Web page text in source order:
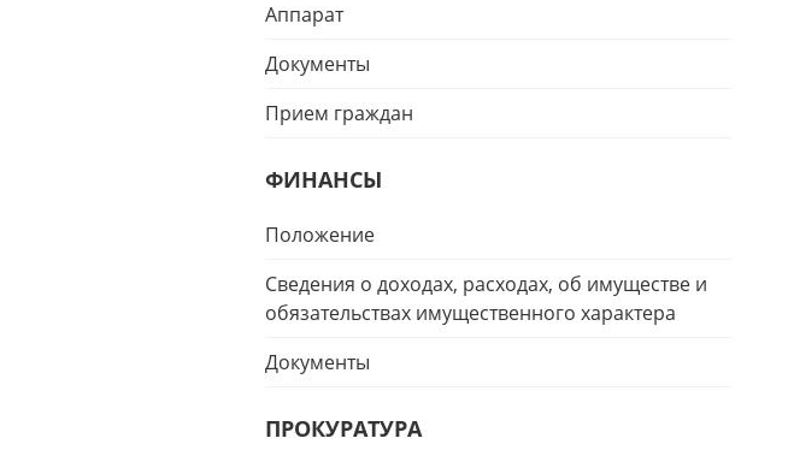
Аппарат
Документы
Прием граждан
ФИНАНСЫ
Положение
Сведения о доходах, расходах, об имуществе и
обязательствах имущественного характера
Документы
ПРОКУРАТУРА